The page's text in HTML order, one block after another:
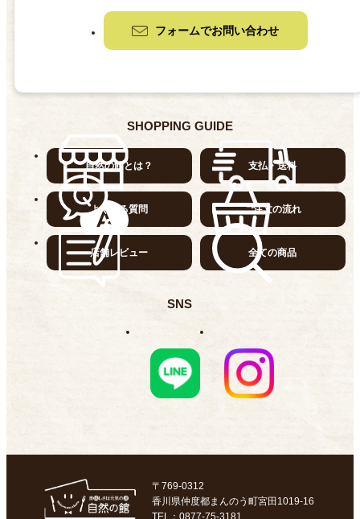
フォームでお問い合わせ
SHOPPING GUIDE
自然の館とは？ 支払・送料
よくある質問 ご注文の流れ
店舗レビュー 全ての商品
SNS
〒769-0312
香川県仲度都まんのう町宮田1019-16